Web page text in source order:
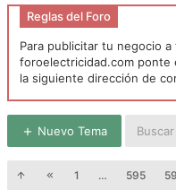
Reglas del Foro
Para publicitar tu negocio
foroelectricidad.com ponte
la siguiente dirección de
Nuevo Tema
1 … 595